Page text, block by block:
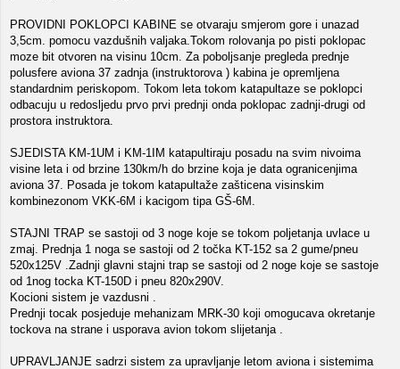
PROVIDNI POKLOPCI KABINE se otvaraju smjerom gore i unazad
3,5cm. pomocu vazdušnih valjaka.Tokom rolovanja po pisti poklopac
moze bit otvoren na visinu 10cm. Za poboljsanje pregleda prednje
polusfere aviona 37 zadnja (instruktorova ) kabina je opremljena
standardnim periskopom. Tokom leta tokom katapultaze se poklopci
odbacuju u redosljedu prvo prvi prednji onda poklopac zadnji-drugi od
prostora instruktora.
SJEDISTA KM-1UM i KM-1IM katapultiraju posadu na svim nivoima
visine leta i od brzine 130km/h do brzine koja je data ogranicenjima
aviona 37. Posada je tokom katapultaže zašticena visinskim
kombinezonom VKK-6M i kacigom tipa GŠ-6M.
STAJNI TRAP se sastoji od 3 noge koje se tokom poljetanja uvlace u
zmaj. Prednja 1 noga se sastoji od 2 točka KT-152 sa 2 gume/pneu
520x125V .Zadnji glavni stajni trap se sastoji od 2 noge koje se sastoje
od 1nog tocka KT-150D i pneu 820x290V.
Kocioni sistem je vazdusni .
Prednji tocak posjeduje mehanizam MRK-30 koji omogucava okretanje
tockova na strane i usporava avion tokom slijetanja .
UPRAVLJANJE sadrzi sistem za upravljanje letom aviona i sistemima